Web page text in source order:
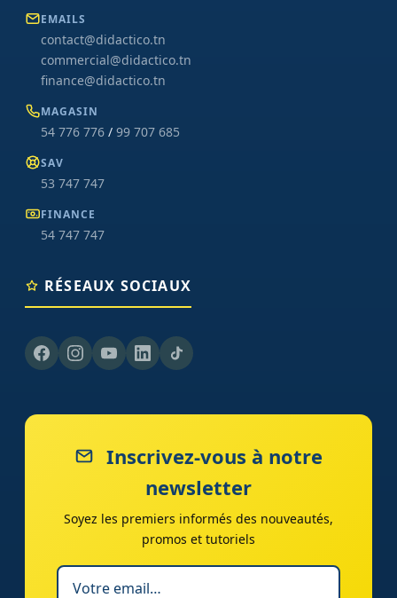
EMAILS
contact@didactico.tn
commercial@didactico.tn
finance@didactico.tn
MAGASIN
54 776 776 / 99 707 685
SAV
53 747 747
FINANCE
54 747 747
RÉSEAUX SOCIAUX
Inscrivez-vous à notre
newsletter
Soyez les premiers informés des nouveautés,
promos et tutoriels